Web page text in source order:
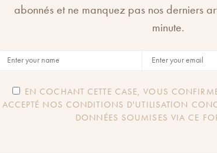
abonnés et ne manquez pas nos derniers
minute.
EN COCHANT CETTE CASE, VOUS
ACCEPTÉ NOS CONDITIONS D'UTILISATION
DONNÉES SOUMISES VIA CE